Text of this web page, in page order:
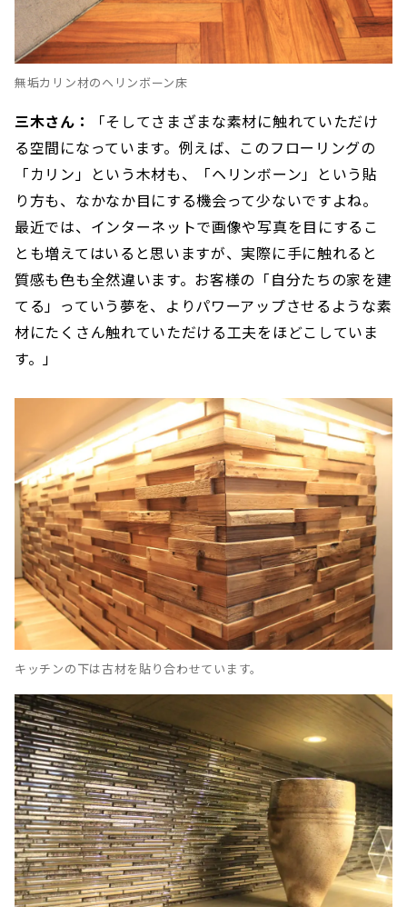
無垢カリン材のヘリンボーン床
三木さん：
「そしてさまざまな素材に触れていただけ
る空間になっています。例えば、このフローリングの
「カリン」という木材も、「ヘリンボーン」という貼
り方も、なかなか目にする機会って少ないですよね。
最近では、インターネットで画像や写真を目にするこ
とも増えてはいると思いますが、実際に手に触れると
質感も色も全然違います。お客様の「自分たちの家を建
てる」っていう夢を、よりパワーアップさせるような素
材にたくさん触れていただける工夫をほどこしていま
す。」
キッチンの下は古材を貼り合わせています。